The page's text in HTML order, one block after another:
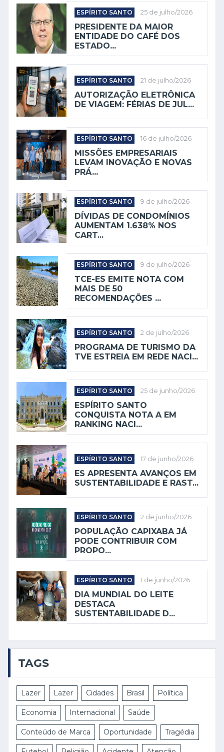
ESPÍRITO SANTO 25 de julho/2026
PRESIDENTE DA MAIOR
ENTIDADE DO CAFÉ DOS
ESTADO...
ESPÍRITO SANTO 21 de julho/2026
AUTORIZAÇÃO ELETRÔNICA
DE VIAGEM: FÉRIAS DE JUL...
ESPÍRITO SANTO 16 de julho/2026
MISSÕES EMPRESARIAIS
LEVAM INOVAÇÃO E NOVAS
PRÁ...
ESPÍRITO SANTO 9 de julho/2026
DÍVIDAS DE CONDOMÍNIOS
AUMENTAM 1.638% NOS
CART...
ESPÍRITO SANTO 9 de julho/2026
TCE-ES EMITE NOTA COM
MAIS DE 50
RECOMENDAÇÕES ...
ESPÍRITO SANTO 2 de julho/2026
PROGRAMA DE TURISMO DA
TVE ESTREIA EM REDE NACI...
ESPÍRITO SANTO 25 de junho/2026
ESPÍRITO SANTO
CONQUISTA NOTA A EM
RANKING NACI...
ESPÍRITO SANTO 17 de junho/2026
ES APRESENTA AVANÇOS EM
SUSTENTABILIDADE E RAST...
ESPÍRITO SANTO 2 de junho/2026
POPULAÇÃO CAPIXABA JÁ
PODE CONTRIBUIR COM
PROPO...
ESPÍRITO SANTO 1 de junho/2026
DIA MUNDIAL DO LEITE
DESTACA
SUSTENTABILIDADE D...
TAGS
Lazer Lazer Cidades Brasil Política
Economia Internacional Saúde
Conteúdo de Marca Oportunidade Tragédia